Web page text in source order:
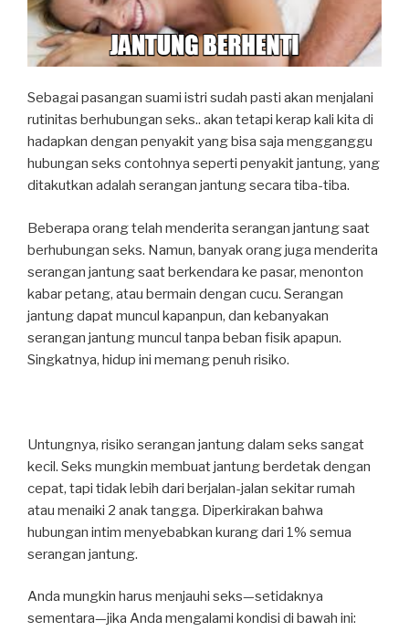
Sebagai pasangan suami istri sudah pasti akan menjalani
rutinitas berhubungan seks.. akan tetapi kerap kali kita di
hadapkan dengan penyakit yang bisa saja mengganggu
hubungan seks contohnya seperti penyakit jantung, yang
ditakutkan adalah serangan jantung secara tiba-tiba.
Beberapa orang telah menderita serangan jantung saat
berhubungan seks. Namun, banyak orang juga menderita
serangan jantung saat berkendara ke pasar, menonton
kabar petang, atau bermain dengan cucu. Serangan
jantung dapat muncul kapanpun, dan kebanyakan
serangan jantung muncul tanpa beban fisik apapun.
Singkatnya, hidup ini memang penuh risiko.
Untungnya, risiko serangan jantung dalam seks sangat
kecil. Seks mungkin membuat jantung berdetak dengan
cepat, tapi tidak lebih dari berjalan-jalan sekitar rumah
atau menaiki 2 anak tangga. Diperkirakan bahwa
hubungan intim menyebabkan kurang dari 1% semua
serangan jantung.
Anda mungkin harus menjauhi seks—setidaknya
sementara—jika Anda mengalami kondisi di bawah ini: